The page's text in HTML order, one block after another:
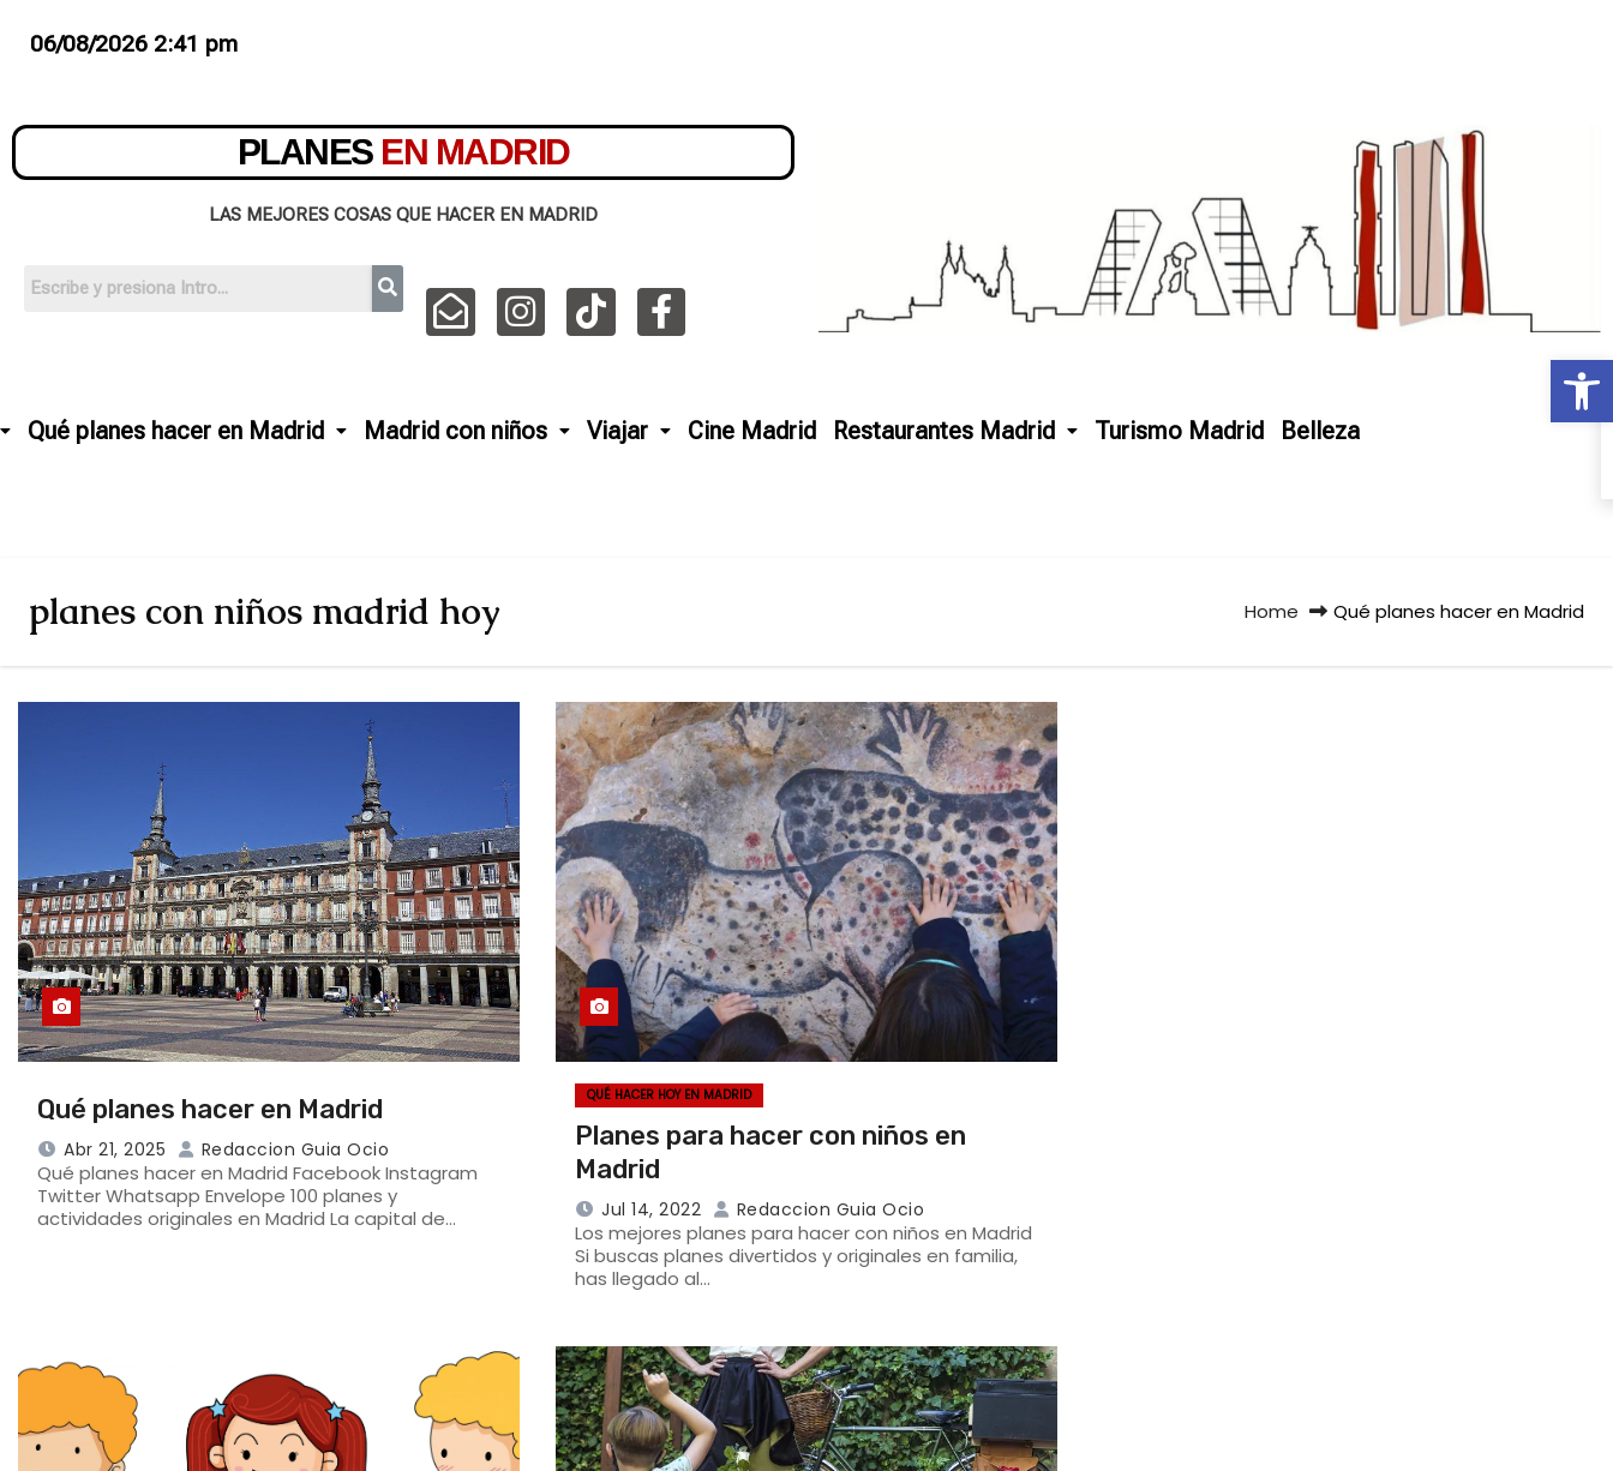
06/08/2026 2:41 pm
PLANES EN MADRID
LAS MEJORES COSAS QUE HACER EN MADRID
Qué planes hacer en Madrid Madrid con niños Viajar Cine Madrid Restaurantes Madrid Turismo Madrid Belleza
planes con niños madrid hoy Home Qué planes hacer en Madrid
Qué planes hacer en Madrid
Abr 21, 2025 Redaccion Guia Ocio
Qué planes hacer en Madrid Facebook Instagram
Twitter Whatsapp Envelope 100 planes y
actividades originales en Madrid La capital de…
QUÉ HACER HOY EN MADRID
Planes para hacer con niños en
Madrid
Jul 14, 2022 Redaccion Guia Ocio
Los mejores planes para hacer con niños en Madrid
Si buscas planes divertidos y originales en familia,
has llegado al…